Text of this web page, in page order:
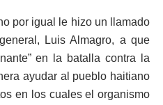
por igual le hizo un llamado
Luis Almagro, a que
en la batalla contra la
ayudar al pueblo haitiano
en los cuales el organismo